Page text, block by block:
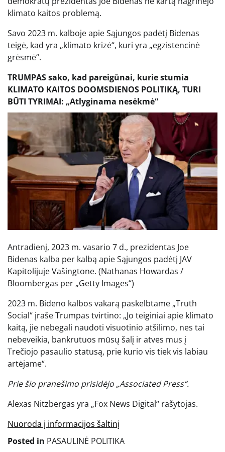
klimato kaitos problemą.
Savo 2023 m. kalboje apie Sąjungos padėtį Bidenas
teigė, kad yra „klimato krizė“, kuri yra „egzistencinė
grėsmė“.
TRUMPAS sako, kad pareigūnai, kurie stumia
KLIMATO KAITOS DOOMSDIENOS POLITIKĄ, TURI
BŪTI TYRIMAI: „Atlyginama nesėkmė“
Antradienį, 2023 m. vasario 7 d., prezidentas Joe
Bidenas kalba per kalbą apie Sąjungos padėtį JAV
Kapitolijuje Vašingtone. (Nathanas Howardas /
Bloombergas per „Getty Images“)
2023 m. Bideno kalbos vakarą paskelbtame „Truth
Social“ įraše Trumpas tvirtino: „Jo teiginiai apie klimato
kaitą, jie nebegali naudoti visuotinio atšilimo, nes tai
nebeveikia, bankrutuos mūsų šalį ir atves mus į
Trečiojo pasaulio statusą, prie kurio vis tiek vis labiau
artėjame“.
Prie šio pranešimo prisidėjo „Associated Press“.
Alexas Nitzbergas yra „Fox News Digital“ rašytojas.
Nuoroda į informacijos šaltinį
Posted in PASAULINĖ POLITIKA